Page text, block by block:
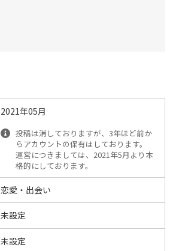
2021年05月
投稿は消しておりますが、3年ほど前か
らアカウントの保有はしております。
運営につきましては、2021年5月より本
格的にしております。
恋愛・出会い
未設定
未設定